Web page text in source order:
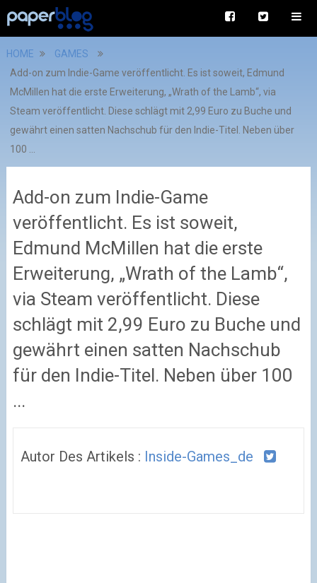
HOME
GAMES
Add-on zum Indie-Game veröffentlicht. Es ist soweit, Edmund
McMillen hat die erste Erweiterung, „Wrath of the Lamb“, via
Steam veröffentlicht. Diese schlägt mit 2,99 Euro zu Buche und
gewährt einen satten Nachschub für den Indie-Titel. Neben über
100 ...
Add-on zum Indie-Game
veröffentlicht. Es ist soweit,
Edmund McMillen hat die erste
Erweiterung, „Wrath of the Lamb“,
via Steam veröffentlicht. Diese
schlägt mit 2,99 Euro zu Buche und
gewährt einen satten Nachschub
für den Indie-Titel. Neben über 100
...
Autor Des Artikels : Inside-Games_de